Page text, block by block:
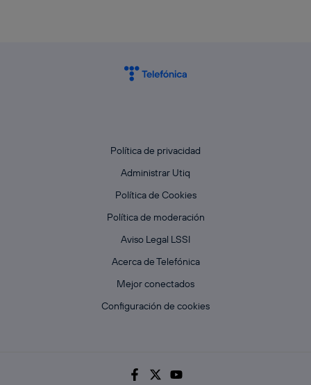
Política de privacidad
Administrar Utiq
Política de Cookies
Política de moderación
Aviso Legal LSSI
Acerca de Telefónica
Mejor conectados
Configuración de cookies